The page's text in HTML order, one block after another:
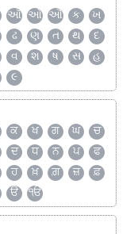
ઑ ઓ ઔ ક
ખ
ઢ ણ ત થ
દ
વ શ ષ સ
હ
૯
ਕ ਖ ਗ ਘ
ਚ
ਦ ਧ ਨ ਪ
ਫ
ਹ ਖ਼ ਗ਼ ਜ਼
ਫ਼
ੳ ੴ